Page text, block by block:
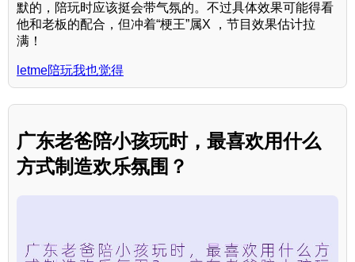
默的，陪玩时应该挺会带气氛的。不过具体效果可能得看
他和老板的配合，但冲着“梗王”属X ，节目效果估计拉
满！
letme陪玩我也觉得
广东老爸陪小孩玩时，最喜欢用什么
方式制造欢乐氛围？